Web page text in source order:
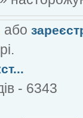
або
- 6343